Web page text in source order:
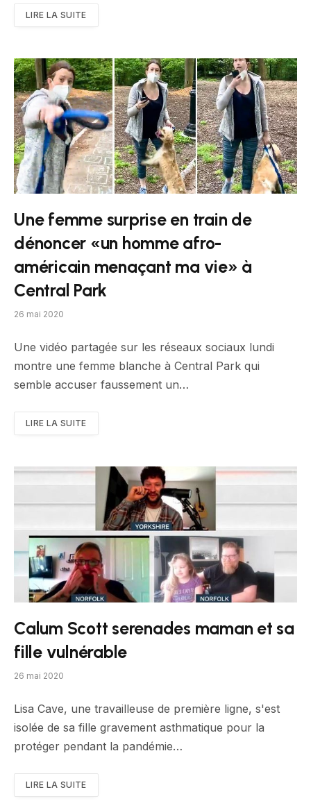
LIRE LA SUITE
Une femme surprise en train de
dénoncer «un homme afro-
américain menaçant ma vie» à
Central Park
26 mai 2020
Une vidéo partagée sur les réseaux sociaux lundi
montre une femme blanche à Central Park qui
semble accuser faussement un…
LIRE LA SUITE
Calum Scott serenades maman et sa
fille vulnérable
26 mai 2020
Lisa Cave, une travailleuse de première ligne, s'est
isolée de sa fille gravement asthmatique pour la
protéger pendant la pandémie…
LIRE LA SUITE